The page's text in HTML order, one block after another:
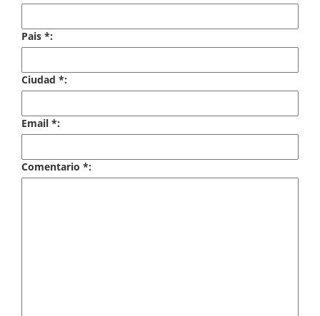
Guerra Civil Española
Historia
Infantil y juvenil
Pais *:
Ciudad *:
Email *:
Comentario *: